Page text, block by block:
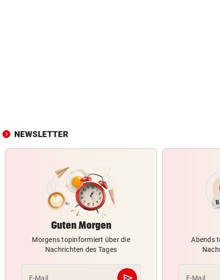
NEWSLETTER
Guten Morgen
Morgens topinformiert über die
Nachrichten des Tages
E-Mail
Abends
E-Mail